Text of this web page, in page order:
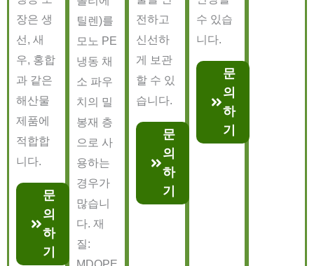
장은 생
선, 새
우, 홍합
과 같은
해산물
제품에
적합합
니다.
문
의
하
기
틸렌)를
모노 PE
냉동 채
소 파우
치의 밀
봉재 층
으로 사
용하는
경우가
많습니
다. 재
질:
전하고
신선하
게 보관
할 수 있
습니다.
문
의
하
기
수 있습
니다.
문
의
하
기